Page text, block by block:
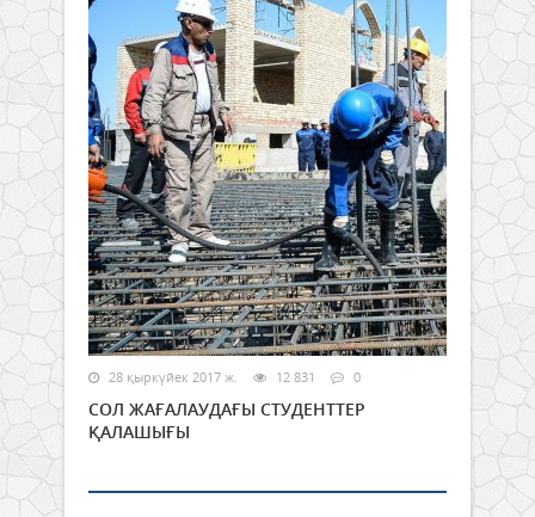
28 қыркүйек 2017 ж. 12 831 0
СОЛ ЖАҒАЛАУДАҒЫ СТУДЕНТТЕР
ҚАЛАШЫҒЫ